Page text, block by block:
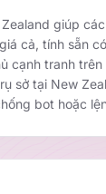
giúp
cả, tính sẵn
cạnh tranh
sở tại New
bot hoặc